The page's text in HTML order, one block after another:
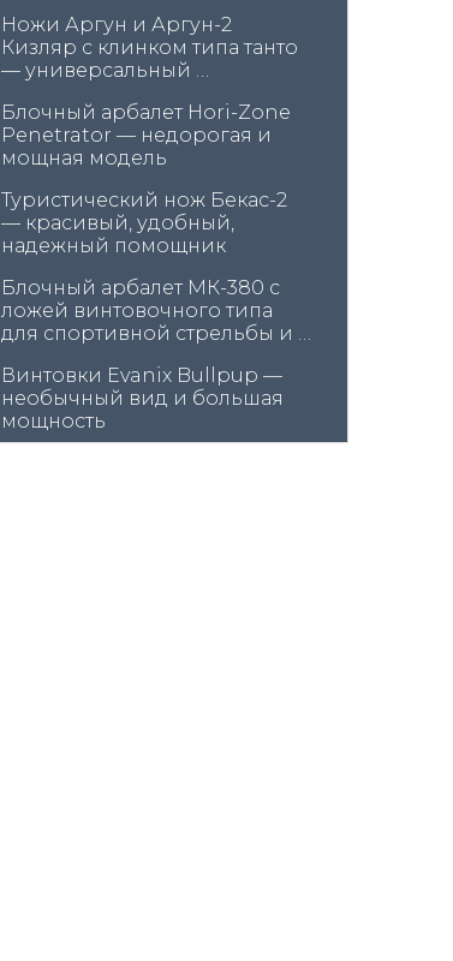
Ножи Аргун и Аргун-2
Кизляр с клинком типа танто
— универсальный
Блочный арбалет Hori-Zone
Penetrator — недорогая и
мощная модель
Туристический нож Бекас-2
— красивый, удобный,
надежный помощник
Блочный арбалет МК-380 с
ложей винтовочного типа
для спортивной стрельбы и
Винтовки Evanix Bullpup —
необычный вид и большая
мощность